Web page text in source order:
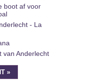
boot af voor
- La
van Anderlecht
»